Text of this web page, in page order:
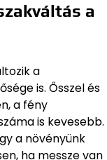
a
a
is. Ősszel és
a fény
is kevesebb.
a növényünk
ha messze van